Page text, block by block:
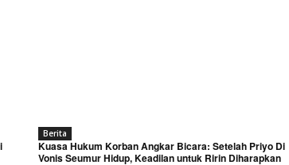
Berita
Kuasa Hukum Korban Angkar Bicara: Setelah Priyo Di
Vonis Seumur Hidup, Keadilan untuk Ririn Diharapkan